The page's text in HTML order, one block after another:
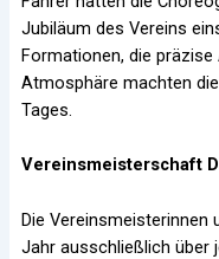
Jubiläum des Vereins
Formationen, die
Atmosphäre machten
Tages.
Vereinsmeisterschaft
Die Vereinsmeisterinnen
Jahr ausschließlich über